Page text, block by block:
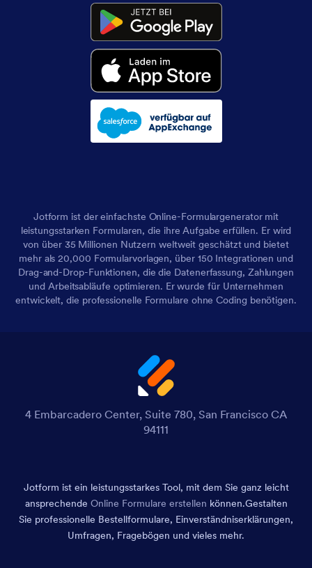
Jotform ist der einfachste Online-Formulargenerator mit
leistungsstarken Formularen, die ihre Aufgabe erfüllen. Er wird
von über 35 Millionen Nutzern weltweit geschätzt und bietet
mehr als 20,000 Formularvorlagen, über 150 Integrationen und
Drag-and-Drop-Funktionen, die die Datenerfassung, Zahlungen
und Arbeitsabläufe optimieren. Er wurde für Unternehmen
entwickelt, die professionelle Formulare ohne Coding benötigen.
4 Embarcadero Center, Suite 780, San Francisco CA
94111
Jotform ist ein leistungsstarkes Tool, mit dem Sie ganz leicht
ansprechende Online Formulare erstellen können.Gestalten
Sie professionelle Bestellformulare, Einverständniserklärungen,
Umfragen, Fragebögen und vieles mehr.